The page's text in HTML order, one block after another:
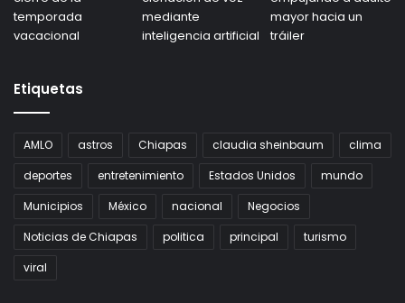
Etiquetas
AMLO astros Chiapas claudia sheinbaum
clima
deportes
entretenimiento Estados Unidos
mundo
Municipios
México nacional
Negocios
Noticias de Chiapas
politica principal
turismo
viral